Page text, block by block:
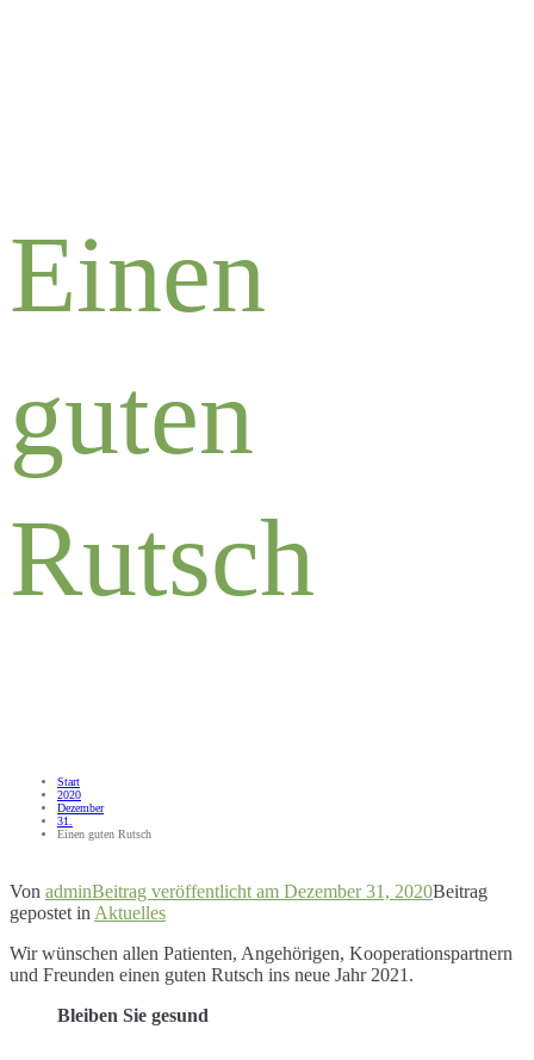
Einen
guten
Rutsch
Start
2020
Dezember
31.
Einen guten Rutsch
Von adminBeitrag veröffentlicht am Dezember 31, 2020Beitrag
gepostet in Aktuelles
Wir wünschen allen Patienten, Angehörigen, Kooperationspartnern
und Freunden einen guten Rutsch ins neue Jahr 2021.
Bleiben Sie gesund